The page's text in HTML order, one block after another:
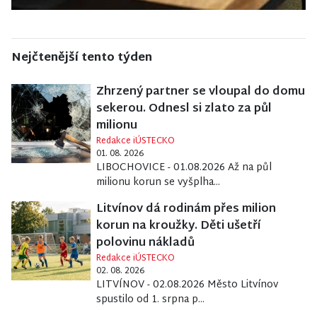
Nejčtenější tento týden
Zhrzený partner se vloupal do domu
sekerou. Odnesl si zlato za půl
milionu
Redakce iÚSTECKO
01. 08. 2026
LIBOCHOVICE - 01.08.2026 Až na půl
milionu korun se vyšplha...
Litvínov dá rodinám přes milion
korun na kroužky. Děti ušetří
polovinu nákladů
Redakce iÚSTECKO
02. 08. 2026
LITVÍNOV - 02.08.2026 Město Litvínov
spustilo od 1. srpna p...